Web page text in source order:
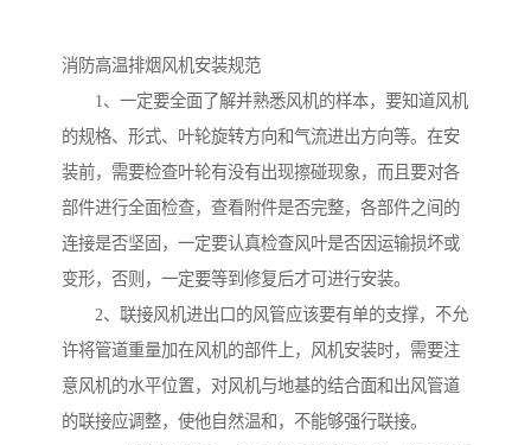
消防高温排烟风机安装规范
1、一定要全面了解并熟悉风机的样本，要知道风机
的规格、形式、叶轮旋转方向和气流进出方向等。在安
装前，需要检查叶轮有没有出现擦碰现象，而且要对各
部件进行全面检查，查看附件是否完整，各部件之间的
连接是否坚固，一定要认真检查风叶是否因运输损坏或
变形，否则，一定要等到修复后才可进行安装。
2、联接风机进出口的风管应该要有单的支撑，不允
许将管道重量加在风机的部件上，风机安装时，需要注
意风机的水平位置，对风机与地基的结合面和出风管道
的联接应调整，使他自然温和，不能够强行联接。